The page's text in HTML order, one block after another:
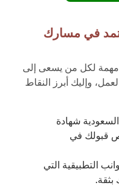
في مسارك
لكل من يسعى إلى
وإليك أبرز النقاط
شهادة
قبولك في
التطبيقية التي